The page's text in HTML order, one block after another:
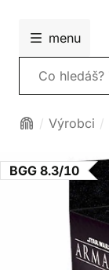
menu
Vyhledávání
Výrobci
BGG 8.3/10